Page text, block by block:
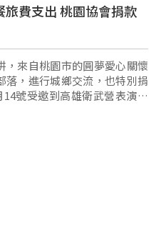
費支出 桃園協會捐款
，來自桃園市的圓夢愛心關懷
落，進行城鄉交流，也特別捐
號受邀到高雄衛武營表演廳